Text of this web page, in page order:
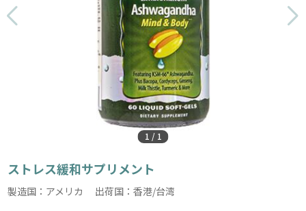
1 / 1
ストレス緩和サプリメント
製造国：アメリカ 出荷国：香港/台湾